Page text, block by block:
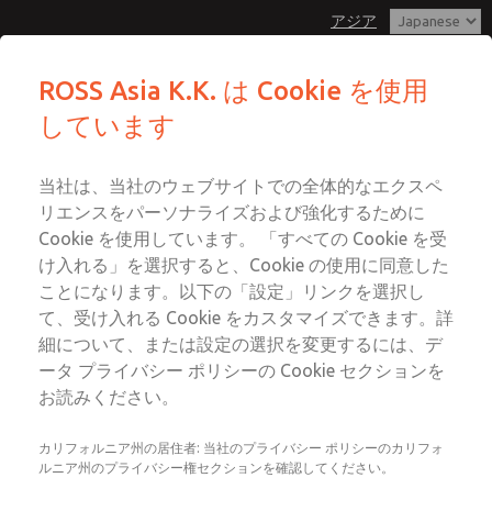
アジア
ログイン
サインアップ
採用情報
電空技術の世界的リーダーであるROSS®は、優れた従業員
を求める機会均等雇用者です。グローバルに活躍するプロ
フェッショナルなチームと一緒に働くやりがいのあるポジ
職場に興味をお持ちですか？ロス・アジア株式会社は、そ
んなあなたにぴったりの職場かもしれません。
ROSS Asia K.K. は Cookie を使用
しています
当社は、当社のウェブサイトでの全体的なエクスペ
リエンスをパーソナライズおよび強化するために
Cookie を使用しています。 「すべての Cookie を受
け入れる」を選択すると、Cookie の使用に同意した
ことになります。以下の「設定」リンクを選択し
て、受け入れる Cookie をカスタマイズできます。詳
細について、または設定の選択を変更するには、デ
ータ プライバシー ポリシーの Cookie セクションを
お読みください。
カリフォルニア州の居住者: 当社のプライバシー ポリシーのカリフォ
ルニア州のプライバシー権セクションを確認してください。